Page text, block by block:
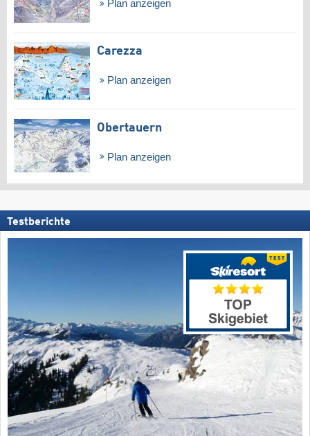
Plan anzeigen
Carezza
Plan anzeigen
Obertauern
Plan anzeigen
Testberichte